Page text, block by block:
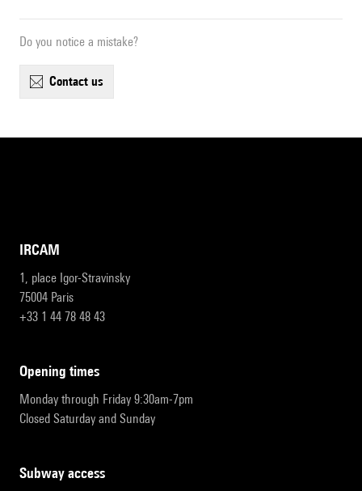
Do you notice a mistake?
contact us
IRCAM
1, place Igor-Stravinsky
75004 Paris
+33 1 44 78 48 43
opening times
Monday through Friday 9:30am-7pm
Closed Saturday and Sunday
subway access